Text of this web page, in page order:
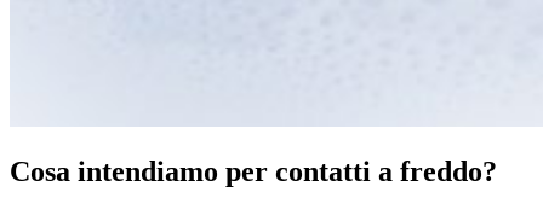
Cosa intendiamo per contatti a freddo?